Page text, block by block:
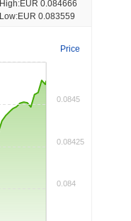
High:EUR 0.084666
Low:EUR 0.083559
Price
0.084
0.08425
0.0845